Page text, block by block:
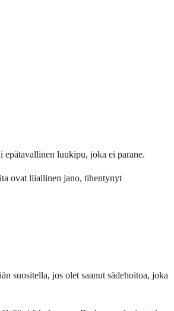
luukipu, joka ei parane.
ovat liiallinen jano, tihentynyt
suositella, jos olet saanut sädehoitoa, joka